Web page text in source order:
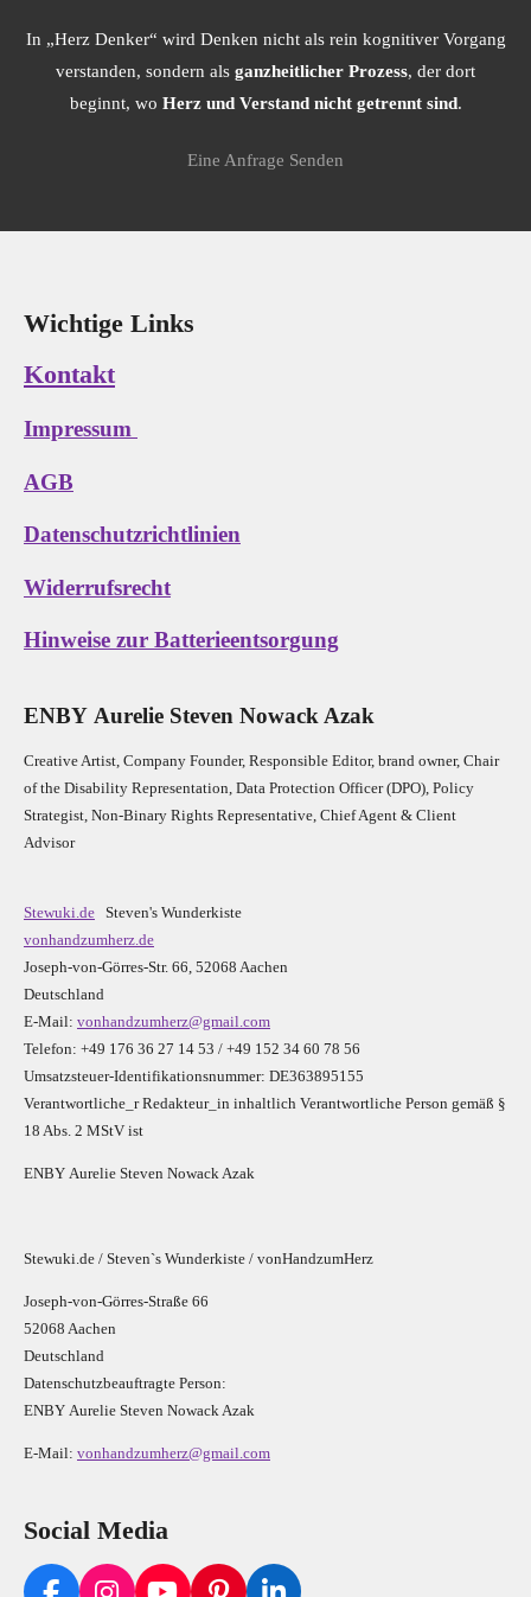
In „Herz Denker“ wird Denken nicht als rein kognitiver Vorgang
verstanden, sondern als ganzheitlicher Prozess, der dort
beginnt, wo Herz und Verstand nicht getrennt sind.
Eine Anfrage Senden
Wichtige Links
Kontakt
Impressum
AGB
Datenschutzrichtlinien
Widerrufsrecht
Hinweise zur Batterieentsorgung
ENBY Aurelie Steven Nowack Azak
Creative Artist, Company Founder, Responsible Editor, brand owner, Chair
of the Disability Representation, Data Protection Officer (DPO), Policy
Strategist, Non-Binary Rights Representative, Chief Agent & Client
Advisor
Stewuki.de Steven's Wunderkiste
vonhandzumherz.de
Joseph-von-Görres-Str. 66, 52068 Aachen
Deutschland
E-Mail: vonhandzumherz@gmail.com
Telefon: +49 176 36 27 14 53 / +49 152 34 60 78 56
Umsatzsteuer-Identifikationsnummer: DE363895155
Verantwortliche_r Redakteur_in inhaltlich Verantwortliche Person gemäß §
18 Abs. 2 MStV ist
ENBY Aurelie Steven Nowack Azak
Stewuki.de / Steven`s Wunderkiste / vonHandzumHerz
Joseph-von-Görres-Straße 66
52068 Aachen
Deutschland
Datenschutzbeauftragte Person:
ENBY Aurelie Steven Nowack Azak
E-Mail: vonhandzumherz@gmail.com
Social Media